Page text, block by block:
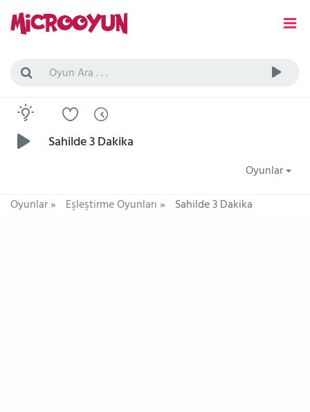
Sahilde 3 Dakika
Oyunlar
Oyunlar» Eşleştirme Oyunları» Sahilde 3 Dakika